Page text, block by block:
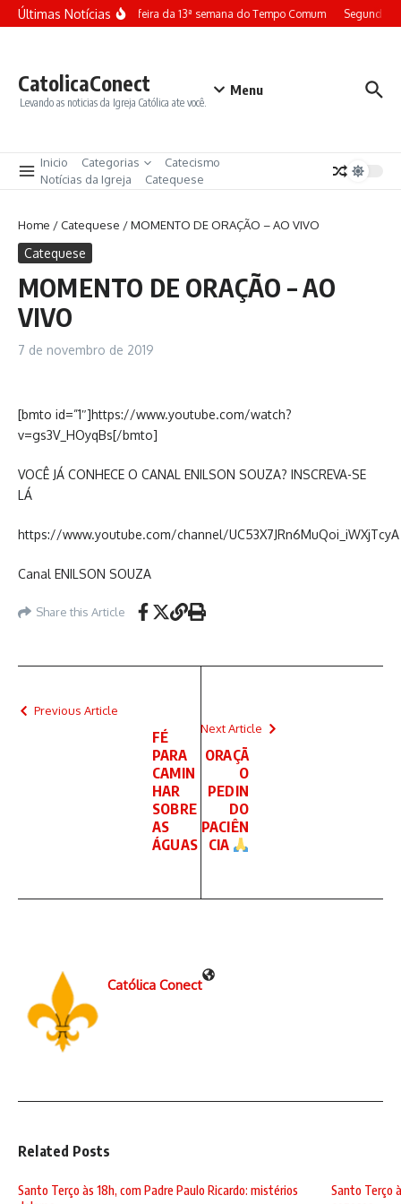
Ir para o conteúdo
Últimas NotíciasTerça-feira da 13ª semana do Tempo Comum Segunda-
CatolicaConect
Levando as noticias da Igreja Católica ate você.
Menu
Inicio Categorias
Catecismo
Notícias da Igreja
Catequese
Home /Catequese /MOMENTO DE ORAÇÃO – AO VIVO
Catequese
MOMENTO DE ORAÇÃO – AO
VIVO
7 de novembro de 2019
[bmto id=”1″]https://www.youtube.com/watch?
v=gs3V_HOyqBs[/bmto]
VOCÊ JÁ CONHECE O CANAL ENILSON SOUZA? INSCREVA-SE
LÁ
https://www.youtube.com/channel/UC53X7JRn6MuQoi_iWXjTcyA
Canal ENILSON SOUZA
Share this Article
Previous Article
FÉ
PARA
CAMIN
HAR
SOBRE
AS
ÁGUAS
Next Article
ORAÇÃ
O
PEDIN
DO
PACIÊN
CIA
Católica Conect
Related Posts
Santo Terço às 18h, com Padre Paulo Ricardo: mistérios
Santo Terço